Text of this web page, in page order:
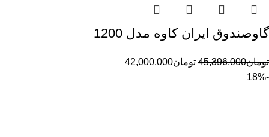
گاوصندوق ایران کاوه مدل 1200
تومان45,396,000 تومان42,000,000
-18%